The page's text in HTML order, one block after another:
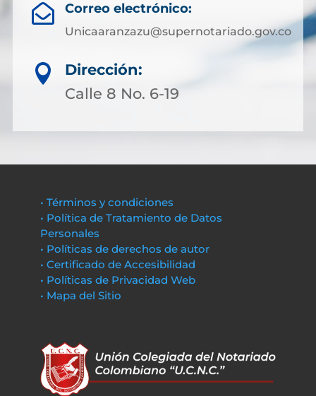
 Correo electrónico:
Unicaaranzazu@supernotariado.gov.co

Dirección:
Calle 8 No. 6-19
• Términos y condiciones
• Política de Tratamiento de Datos
Personales
• Políticas de derechos de autor
• Certificado de Accesibilidad
• Políticas de Privacidad Web
• Mapa del Sitio